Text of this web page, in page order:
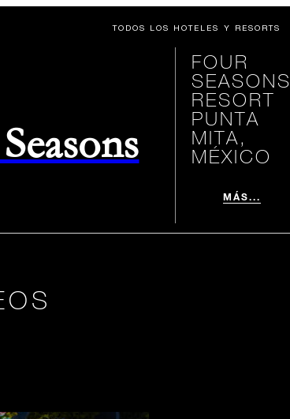
TODOS LOS HOTELES Y RESORTS
FOUR
SEASONS
RESORT
PUNTA
MITA,
MÉXICO
MÁS...